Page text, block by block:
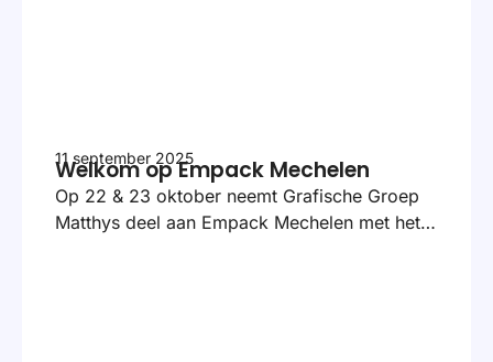
11 september 2025
Welkom op Empack Mechelen
Op 22 & 23 oktober neemt Grafische Groep
Matthys deel aan Empack Mechelen met het…